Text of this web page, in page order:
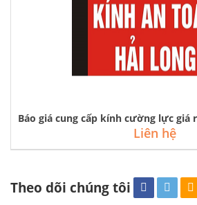
Liên hệ
Theo dõi chúng tôi